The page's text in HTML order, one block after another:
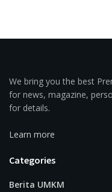
We bring you the best
for news, magazine,
for details.
Learn more
Categories
Berita UMKM